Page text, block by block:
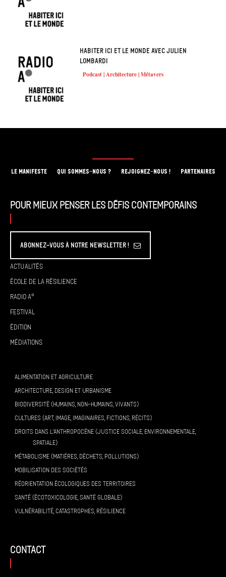
Habiter ici et le monde avec Julien
Lombardi
Podcast | Architecture | Métavers
LE MANIFESTE QUI SOMMES-NOUS ? REJOIGNEZ-NOUS ! PARTENAIRES
Pour mieux penser les défis contemporains
Abonnez-vous à Notre Newsletter !
Actualités
École de la résilience
Radio A°
Festival
Édition
Médiations
ALIMENTATION ET AGRICULTURE
ARCHITECTURE, DESIGN ET URBANISME
BIODIVERSITÉ (HUMAINS, NON-HUMAINS, VIVANTS)
CULTURES (ART, IMAGE, IMAGINAIRES, FICTIONS, RÉCITS)
DROITS DANS L’ANTHROPOCÈNE (JUSTICE SOCIALE, ENVIRONNEMENTALE,
SPATIALE)
MÉTABOLISME (MATIÈRES, DÉCHETS, POLLUTIONS)
MOBILISATION DES SOCIÉTÉS
RÉORIENTATION ÉCOLOGIQUES DES TERRITOIRES
SANTÉ (ÉCOTOXICOLOGIE, SANTÉ GLOBALE)
VULNÉRABILITÉ, CATASTROPHES, RÉSILIENCE
contact